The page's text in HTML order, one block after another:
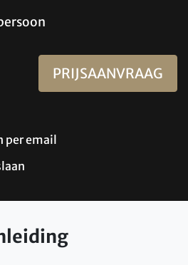
PRIJSAANVRAAG
per email